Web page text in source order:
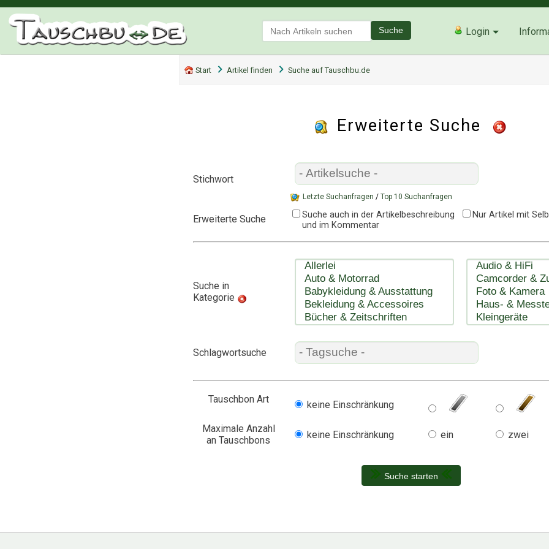
Suche Login
Start Artikel finden Suche auf Tauschbu.de
Erweiterte Suche
Stichwort
Letzte Suchanfragen / Top 10 Suchanfragen
Erweiterte Suche
Suche auch in der Artikelbeschreibung
und im Kommentar
Nur Artikel mit
Suche in
Kategorie
Schlagwortsuche
Tauschbon Art keine Einschränkung
Maximale Anzahl
an Tauschbons
keine Einschränkung ein zwei
Suche starten